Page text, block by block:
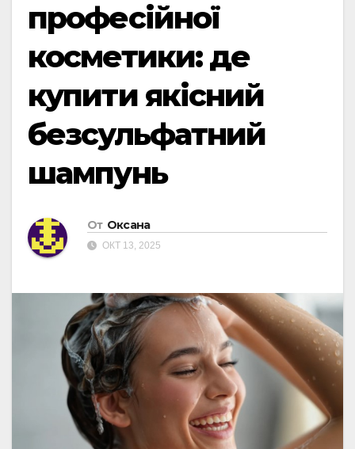
професійної
косметики: де
купити якісний
безсульфатний
шампунь
От Оксана
ОКТ 13, 2025